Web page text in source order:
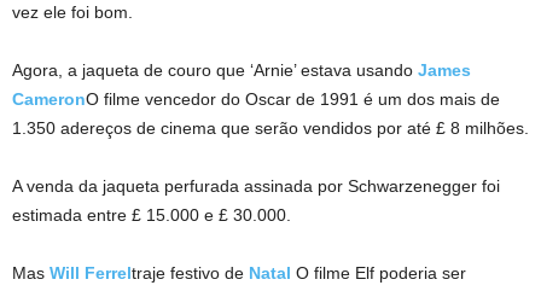
vez ele foi bom.
Agora, a jaqueta de couro que ‘Arnie’ estava usando James
CameronO filme vencedor do Oscar de 1991 é um dos mais de
1.350 adereços de cinema que serão vendidos por até £ 8 milhões.
A venda da jaqueta perfurada assinada por Schwarzenegger foi
estimada entre £ 15.000 e £ 30.000.
Mas Will Ferreltraje festivo de Natal O filme Elf poderia ser